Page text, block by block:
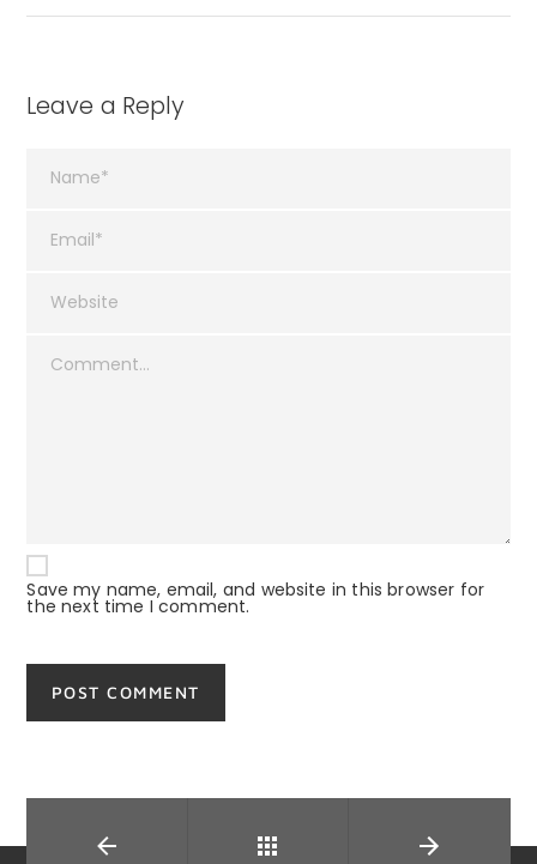
Leave a Reply
Save my name, email, and website in this browser for
the next time I comment.
About us